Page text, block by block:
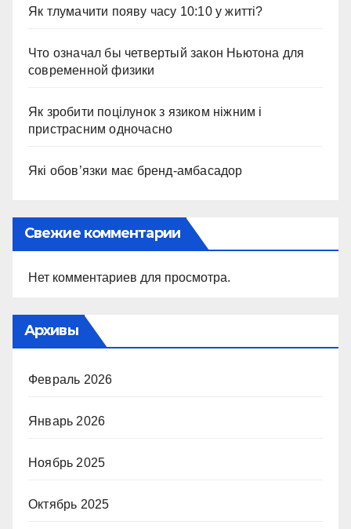
Як тлумачити появу часу 10:10 у житті?
Что означал бы четвертый закон Ньютона для
современной физики
Як зробити поцілунок з язиком ніжним і
пристрасним одночасно
Які обов’язки має бренд-амбасадор
Свежие комментарии
Нет комментариев для просмотра.
Архивы
Февраль 2026
Январь 2026
Ноябрь 2025
Октябрь 2025